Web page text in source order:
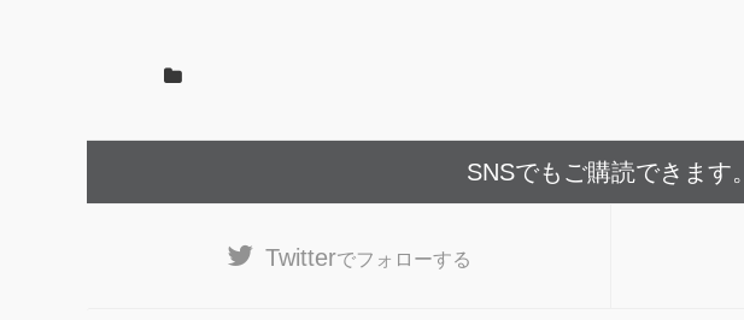
SNSでもご購読できます。
Twitterでフォローする